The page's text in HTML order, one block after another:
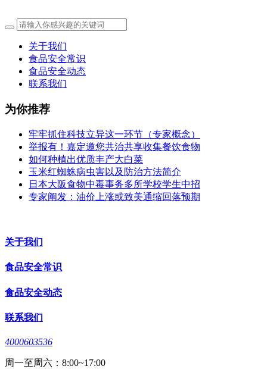
关于我们
食品安全常识
食品安全动态
联系我们
为你推荐
牢牢抓住科技立异这一环节（专家概念）
举报有！嘉定邀您共治共享收集餐饮食物
如何种植出优质丰产大白菜
玉米红蜘蛛病虫害以及防治方法简介
日本大阪食物中毒事务多所学校学生中招
专家阐发：油价上涨或致美通缩回落预期
关于我们
食品安全常识
食品安全动态
联系我们
4000603536
周一至周六：8:00~17:00